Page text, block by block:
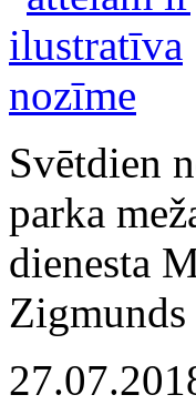
Svētdien
parka
dienesta